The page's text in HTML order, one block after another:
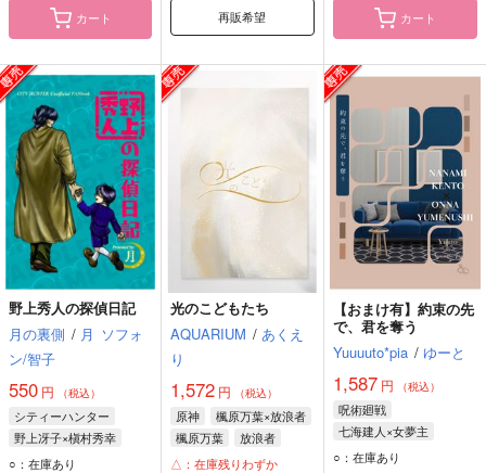
カート 再販希望 カート
野上秀人の探偵日記
月の裏側 / 月 ソフォ
ン/智子
550 円 （税込）
シティーハンター
野上冴子×槇村秀幸
野上冴子
○：在庫あり
光のこどもたち
AQUARIUM / あくえ
り
1,572 円 （税込）
原神
楓原万葉×放浪者
楓原万葉
放浪者
△：在庫残りわずか
【おまけ有】約束の先
で、君を奪う
Yuuuuto*pia / ゆーと
1,587円 （税込）
呪術廻戦
七海建人×女夢主
七海建人
○：在庫あり